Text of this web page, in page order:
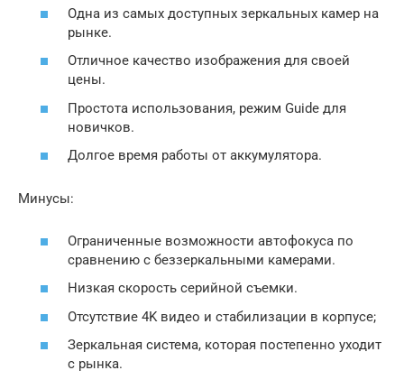
Одна из самых доступных зеркальных камер на
рынке.
Отличное качество изображения для своей
цены.
Простота использования, режим Guide для
новичков.
Долгое время работы от аккумулятора.
Минусы:
Ограниченные возможности автофокуса по
сравнению с беззеркальными камерами.
Низкая скорость серийной съемки.
Отсутствие 4K видео и стабилизации в корпусе;
Зеркальная система, которая постепенно уходит
с рынка.